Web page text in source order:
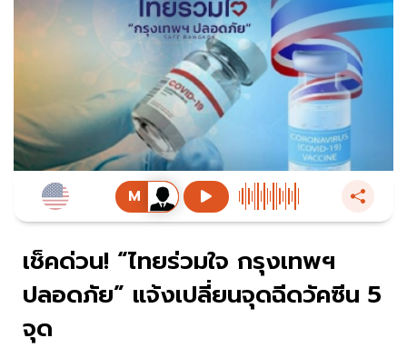
เช็คด่วน! “ไทยร่วมใจ กรุงเทพฯ
ปลอดภัย” แจ้งเปลี่ยนจุดฉีดวัคซีน 5
จุด